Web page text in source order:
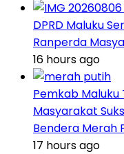
DPRD Maluku
Ranperda
16 hours ago
Pemkab Maluku
Masyarakat
Bendera Merah
17 hours ago